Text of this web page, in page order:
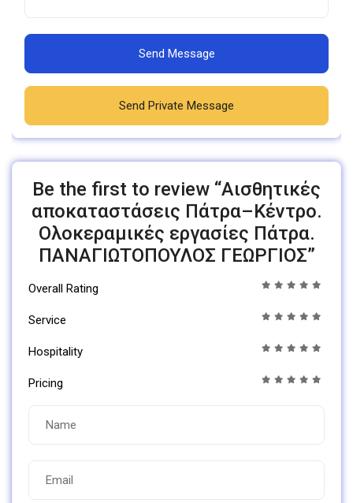
Send Message
Send Private Message
Be the first to review “Αισθητικές
αποκαταστάσεις Πάτρα–Κέντρο.
Ολοκεραμικές εργασίες Πάτρα.
ΠΑΝΑΓΙΩΤΟΠΟΥΛΟΣ ΓΕΩΡΓΙΟΣ”
Overall Rating
Service
Hospitality
Pricing